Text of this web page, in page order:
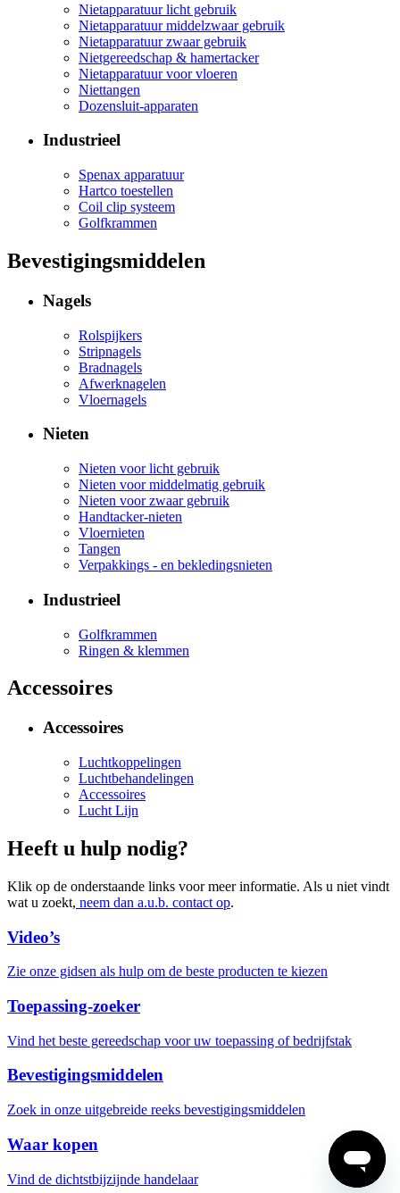
Nietapparatuur licht gebruik
Nietapparatuur middelzwaar gebruik
Nietapparatuur zwaar gebruik
Nietgereedschap & hamertacker
Nietapparatuur voor vloeren
Niettangen
Dozensluit-apparaten
Industrieel
Spenax apparatuur
Hartco toestellen
Coil clip systeem
Golfkrammen
Bevestigingsmiddelen
Nagels
Rolspijkers
Stripnagels
Bradnagels
Afwerknagelen
Vloernagels
Nieten
Nieten voor licht gebruik
Nieten voor middelmatig gebruik
Nieten voor zwaar gebruik
Handtacker-nieten
Vloernieten
Tangen
Verpakkings - en bekledingsnieten
Industrieel
Golfkrammen
Ringen & klemmen
Accessoires
Accessoires
Luchtkoppelingen
Luchtbehandelingen
Accessoires
Lucht Lijn
Heeft u hulp nodig?
Klik op de onderstaande links voor meer informatie. Als u niet vindt
wat u zoekt, neem dan a.u.b. contact op.
Video’s
Zie onze gidsen als hulp om de beste producten te kiezen
Toepassing-zoeker
Vind het beste gereedschap voor uw toepassing of bedrijfstak
Bevestigingsmiddelen
Zoek in onze uitgebreide reeks bevestigingsmiddelen
Waar kopen
Vind de dichtstbijzijnde handelaar